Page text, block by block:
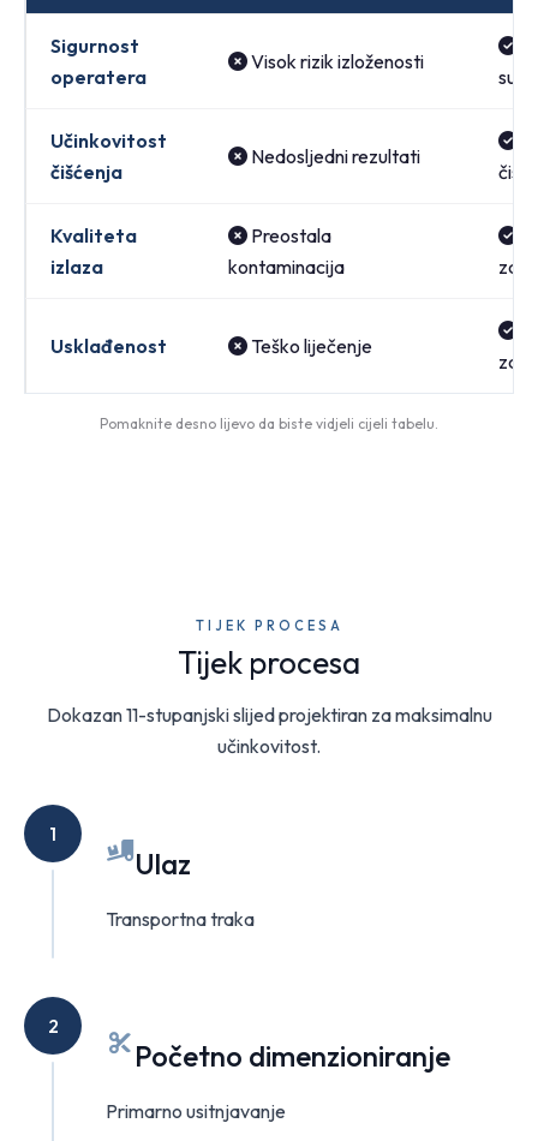
Sigurnost
operatera
Visok rizik izloženosti
Učinkovitost
čišćenja
Nedosljedni rezultati
Kvaliteta
izlaza
Preostala
kontaminacija
za
Usklađenost Teško liječenje
Pomaknite desno lijevo da biste vidjeli cijeli tabelu.
TIJEK PROCESA
Tijek procesa
Dokazan 11-stupanjski slijed projektiran za maksimalnu
učinkovitost.
1
Ulaz
Transportna traka
2
Početno dimenzioniranje
Primarno usitnjavanje